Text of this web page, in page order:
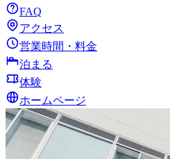
FAQ
アクセス
営業時間・料金
泊まる
体験
ホームページ